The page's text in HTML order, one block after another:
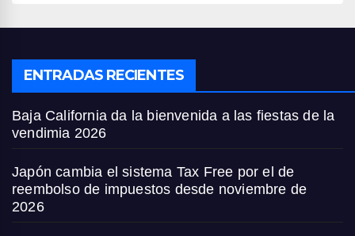
ENTRADAS RECIENTES
Baja California da la bienvenida a las fiestas de la
vendimia 2026
Japón cambia el sistema Tax Free por el de
reembolso de impuestos desde noviembre de
2026